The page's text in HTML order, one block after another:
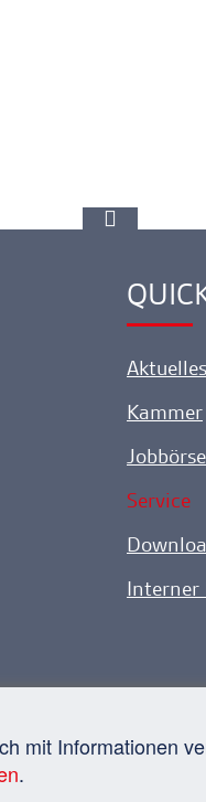
mit Informationen
.
Aktuelles
Kammer
Jobbörse
Service
Interner
Rechte
zur